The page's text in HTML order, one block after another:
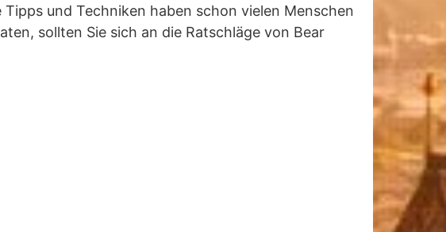
und Techniken haben schon vielen Menschen
sollten Sie sich an die Ratschläge von Bear